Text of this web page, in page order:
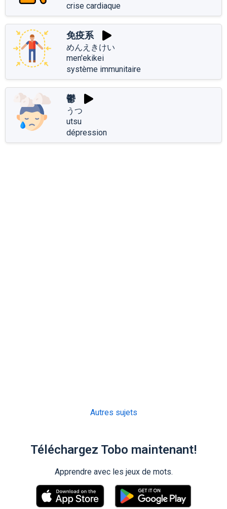
crise cardiaque
免疫系
めんえきけい
men'ekikei
système immunitaire
鬱
うつ
utsu
dépression
Autres sujets
Téléchargez Tobo maintenant!
Apprendre avec les jeux de mots.